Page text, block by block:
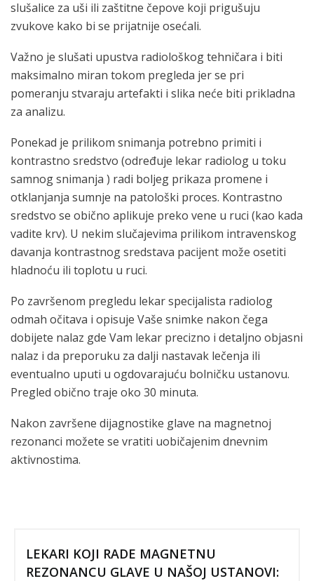
slušalice za uši ili zaštitne čepove koji prigušuju
zvukove kako bi se prijatnije osećali.
Važno je slušati upustva radiološkog tehničara i biti
maksimalno miran tokom pregleda jer se pri
pomeranju stvaraju artefakti i slika neće biti prikladna
za analizu.
Ponekad je prilikom snimanja potrebno primiti i
kontrastno sredstvo (određuje lekar radiolog u toku
samnog snimanja ) radi boljeg prikaza promene i
otklanjanja sumnje na patološki proces. Kontrastno
sredstvo se obično aplikuje preko vene u ruci (kao kada
vadite krv). U nekim slučajevima prilikom intravenskog
davanja kontrastnog sredstava pacijent može osetiti
hladnoću ili toplotu u ruci.
Po završenom pregledu lekar specijalista radiolog
odmah očitava i opisuje Vaše snimke nakon čega
dobijete nalaz gde Vam lekar precizno i detaljno objasni
nalaz i da preporuku za dalji nastavak lečenja ili
eventualno uputi u ogdovarajuću bolničku ustanovu.
Pregled obično traje oko 30 minuta.
Nakon završene dijagnostike glave na magnetnoj
rezonanci možete se vratiti uobičajenim dnevnim
aktivnostima.
LEKARI KOJI RADE MAGNETNU
REZONANCU GLAVE U NAŠOJ USTANOVI: